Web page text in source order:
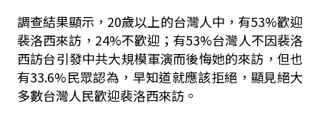
調查結果顯示，20歲以上的台灣人中，有53%歡迎
裴洛西來訪，24%不歡迎；有53%台灣人不因裴洛
西訪台引發中共大規模軍演而後悔她的來訪，但也
有33.6%民眾認為，早知道就應該拒絕，顯見絕大
多數台灣人民歡迎裴洛西來訪。